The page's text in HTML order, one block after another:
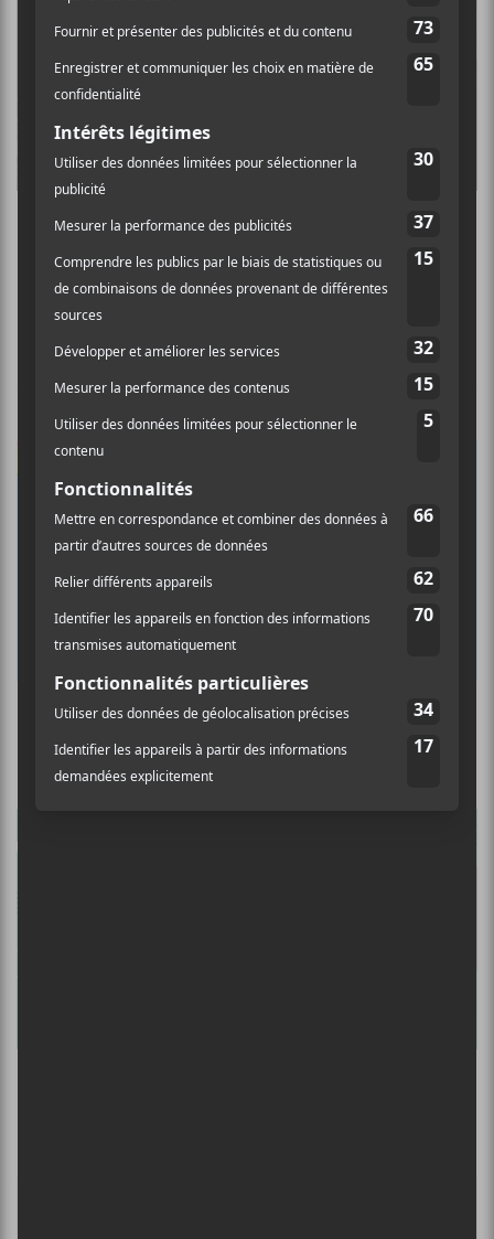
Francos de Montréal 2026 | Jour 8 : Québec
Redneck Bluegrass Project + Alice Bro
ÉVÉNEMENTS PASSÉS
Festival de la Poutine 2026 @ Festival de la
Poutine 2026 le 6 août 2026